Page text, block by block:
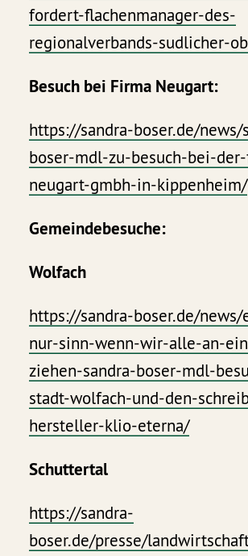
fordert-flachenmanager-des-
regionalverbands-sudlicher-
Besuch bei Firma Neugart:
https://sandra-boser.de/news/
boser-mdl-zu-besuch-bei-
neugart-gmbh-in-kippenheim/
Gemeindebesuche:
Wolfach
https://sandra-boser.de/news/
nur-sinn-wenn-wir-alle-an-
ziehen-sandra-boser-mdl-
stadt-wolfach-und-den-
hersteller-klio-eterna/
Schuttertal
https://sandra-
boser.de/presse/